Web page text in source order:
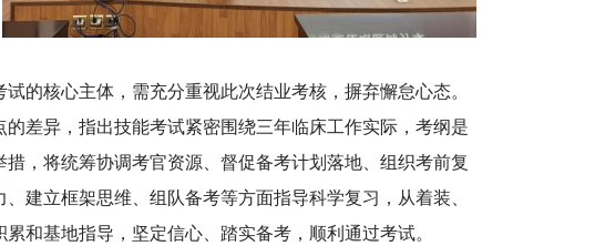
的核心主体，需充分重视此次结业考核，摒弃懈怠心态。
差异，指出技能考试紧密围绕三年临床工作实际，考纲是
，将统筹协调考官资源、督促备考计划落地、组织考前复
建立框架思维、组队备考等方面指导科学复习，从着装、
和基地指导，坚定信心、踏实备考，顺利通过考试。